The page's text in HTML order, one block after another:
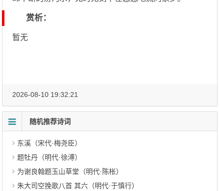
赏析：
暂无
2026-08-10 19:32:21
随机推荐诗词
东溪（宋代·梅尧臣）
题牡丹（明代·徐溥）
为谢良翰题玉山草堂（明代·陈枨）
朱大司空挽歌八首 其六（明代·于慎行）